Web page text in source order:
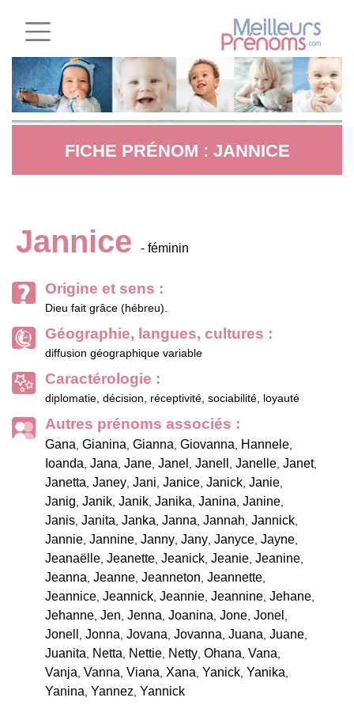
FICHE PRÉNOM : JANNICE
Jannice - féminin
Origine et sens :
Dieu fait grâce (hébreu).
Géographie, langues, cultures :
diffusion géographique variable
Caractérologie :
diplomatie, décision, réceptivité, sociabilité, loyauté
Autres prénoms associés :
Gana, Gianina, Gianna, Giovanna, Hannele,
Ioanda, Jana, Jane, Janel , Janell , Janelle, Janet,
Janetta, Janey, Jani, Janice, Janick, Janie,
Janig, Janik, Janik, Janika, Janina, Janine,
Janis, Janita, Janka, Janna, Jannah, Jannick,
Jannie, Jannine, Janny, Jany, Janyce, Jayne,
Jeanaëlle, Jeanette, Jeanick, Jeanie, Jeanine,
Jeanna, Jeanne, Jeanneton, Jeannette,
Jeannice, Jeannick, Jeannie, Jeannine, Jehane,
Jehanne, Jen, Jenna, Joanina, Jone, Jonel ,
Jonell , Jonna, Jovana, Jovanna, Juana, Juane,
Juanita, Netta, Nettie, Netty, Ohana, Vana,
Vanja, Vanna, Viana, Xana, Yanick, Yanika,
Yanina, Yannez, Yannick